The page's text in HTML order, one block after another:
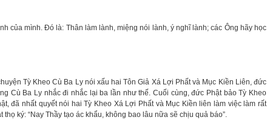
của mình. Đó là: Thân làm lành, miệng nói lành, ý nghĩ lành; các Ông hãy học
Tỳ Kheo Cù Ba Ly nói xấu hai Tôn Giả Xá Lợi Phất và Mục Kiền Liên, đức
Cù Ba Ly nhắc đi nhắc lại ba lần như thế. Cuối cùng, đức Phật bảo Tỳ Kheo
đã nhất quyết nói hai Tỳ Kheo Xá Lợi Phất và Mục Kiền liên làm việc làm rất
ký: “Nay Thầy tạo ác khẩu, không bao lâu nữa sẽ chịu quả báo”.